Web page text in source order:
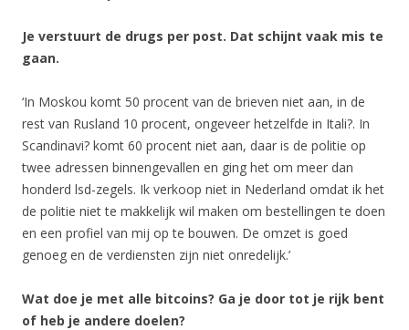
Je verstuurt de drugs per post. Dat schijnt vaak mis te
gaan.
‘In Moskou komt 50 procent van de brieven niet aan, in de
rest van Rusland 10 procent, ongeveer hetzelfde in Itali?. In
Scandinavi? komt 60 procent niet aan, daar is de politie op
twee adressen binnengevallen en ging het om meer dan
honderd lsd-zegels. Ik verkoop niet in Nederland omdat ik het
de politie niet te makkelijk wil maken om bestellingen te doen
en een profiel van mij op te bouwen. De omzet is goed
genoeg en de verdiensten zijn niet onredelijk.’
Wat doe je met alle bitcoins? Ga je door tot je rijk bent
of heb je andere doelen?